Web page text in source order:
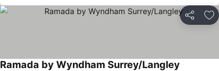
Compartir
Ramada by Wyndham Surrey/Langley